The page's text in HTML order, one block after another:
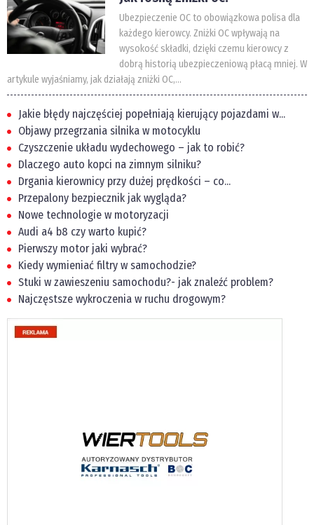
Ubezpieczenie OC to obowiązkowa polisa dla
każdego kierowcy. Zniżki OC wpływają na
wysokość składki, dzięki czemu kierowcy z
dobrą historią ubezpieczeniową płacą mniej. W
artykule wyjaśniamy, jak działają zniżki OC,...
Jakie błędy najczęściej popełniają kierujący pojazdami w...
Objawy przegrzania silnika w motocyklu
Czyszczenie układu wydechowego – jak to robić?
Dlaczego auto kopci na zimnym silniku?
Drgania kierownicy przy dużej prędkości – co...
Przepalony bezpiecznik jak wygląda?
Nowe technologie w motoryzacji
Audi a4 b8 czy warto kupić?
Pierwszy motor jaki wybrać?
Kiedy wymieniać filtry w samochodzie?
Stuki w zawieszeniu samochodu?- jak znaleźć problem?
Najczęstsze wykroczenia w ruchu drogowym?